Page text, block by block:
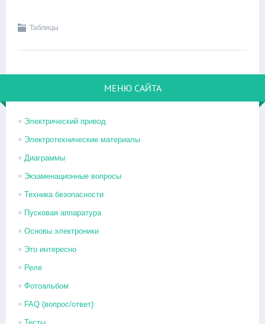
Таблицы
МЕНЮ САЙТА
Электрический привод
Электротехнические материалы
Диаграммы
Экзаменационные вопросы
Техника безопасности
Пусковая аппаратура
Основы электроники
Это интересно
Реле
Фотоальбом
FAQ (вопрос/ответ)